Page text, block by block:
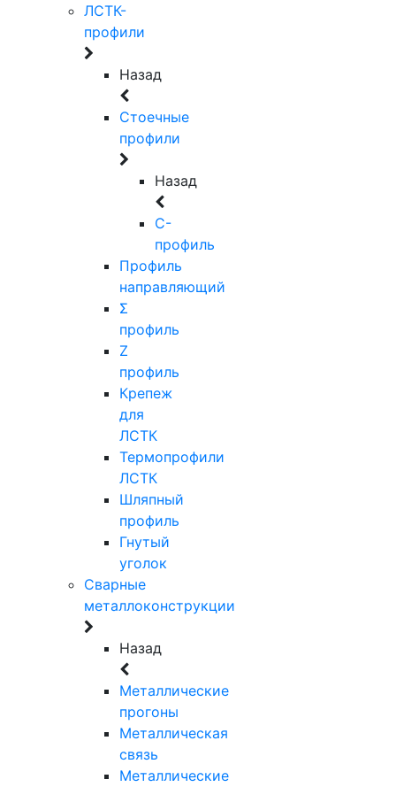
ЛСТК-
профили
Назад
Стоечные
профили
Назад
C-
профиль
Профиль
направляющий
Σ
профиль
Z
профиль
Крепеж
для
ЛСТК
Термопрофили
ЛСТК
Шляпный
профиль
Гнутый
уголок
Сварные
металлоконструкции
Назад
Металлические
прогоны
Металлическая
связь
Металлические